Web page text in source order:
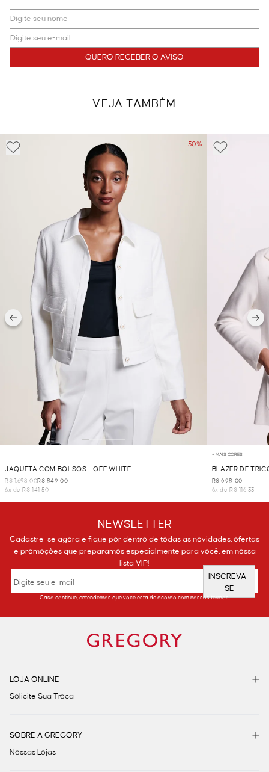
QUERO RECEBER O AVISO
VEJA TAMBÉM
- 50%
JAQUETA COM BOLSOS - OFF WHITE
R$ 1.698,00R$ 849,00
6x de R$ 141,50
+ MAIS CORES
BLAZER DE
R$ 698,00
6x de R$ 116,33
NEWSLETTER
Cadastre-se agora e fique por dentro de todas as novidades, ofertas
e promoções que preparamos especialmente para você, em nossa
lista VIP!
INSCREVA-
SE
Caso continue, entendemos que você está de acordo com nossos termos.
LOJA ONLINE
Solicite Sua Troca
SOBRE A GREGORY
Nossas Lojas